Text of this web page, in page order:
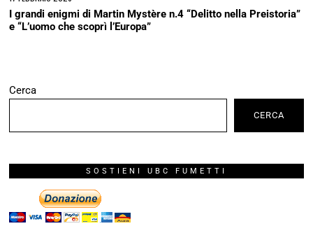
I grandi enigmi di Martin Mystère n.4 “Delitto nella Preistoria”
e “L’uomo che scoprì l’Europa”
Cerca
CERCA
SOSTIENI UBC FUMETTI